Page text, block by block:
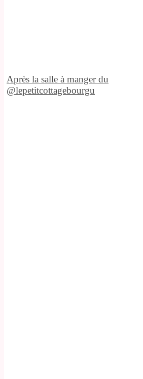
Après la salle à manger du
@lepetitcottagebourgu